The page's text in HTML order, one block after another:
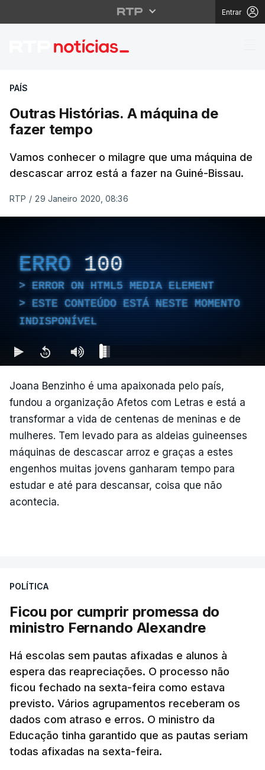
Entrar
Outras Histórias. A
PAÍS
Outras Histórias. A máquina de
fazer tempo
Vamos conhecer o milagre que uma máquina de
descascar arroz está a fazer na Guiné-Bissau.
RTP / 29 Janeiro 2020, 08:36
ERRO 100
ERROR ON HTML5 MEDIA ELEMENT
ESTE CONTEÚDO ESTÁ NESTE MOMENTO
INDISPONÍVEL
Joana Benzinho é uma apaixonada pelo país,
fundou a organização Afetos com Letras e está a
transformar a vida de centenas de meninas e de
mulheres. Tem levado para as aldeias guineenses
máquinas de descascar arroz e graças a estes
engenhos muitas jovens ganharam tempo para
estudar e até para descansar, coisa que não
acontecia.
POLÍTICA
Ficou por cumprir promessa do
ministro Fernando Alexandre
Há escolas sem pautas afixadas e alunos à
espera das reapreciações. O processo não
ficou fechado na sexta-feira como estava
previsto. Vários agrupamentos receberam os
dados com atraso e erros. O ministro da
Educação tinha garantido que as pautas seriam
todas afixadas na sexta-feira.